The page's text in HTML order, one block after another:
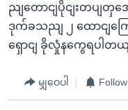
ညျတောငျပိုငျးတပျတှ
ဒုက်ခသညျ ၂ ထောငျကြ
ရှောငျ ခိုလှုံနကွေရပါတယ
မျှဝေပါ